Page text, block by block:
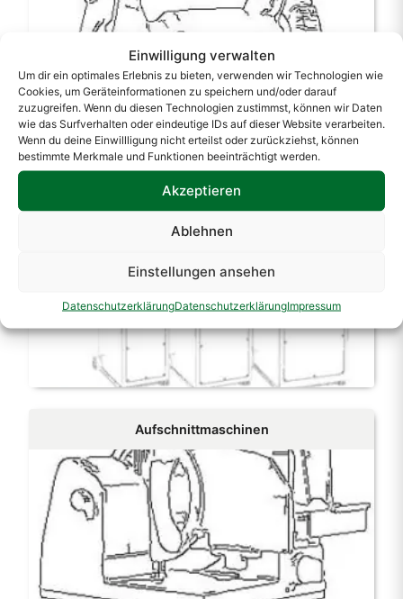
Einwilligung verwalten
Um dir ein optimales Erlebnis zu bieten, verwenden wir Technologien wie
Cookies, um Geräteinformationen zu speichern und/oder darauf
zuzugreifen. Wenn du diesen Technologien zustimmst, können wir Daten
wie das Surfverhalten oder eindeutige IDs auf dieser Website verarbeiten.
Wenn du deine Einwillligung nicht erteilst oder zurückziehst, können
bestimmte Merkmale und Funktionen beeinträchtigt werden.
Akzeptieren
Ablehnen
Einstellungen ansehen
DatenschutzerklärungDatenschutzerklärungImpressum
Wurstfüller Hydraulisch
Aufschnittmaschinen